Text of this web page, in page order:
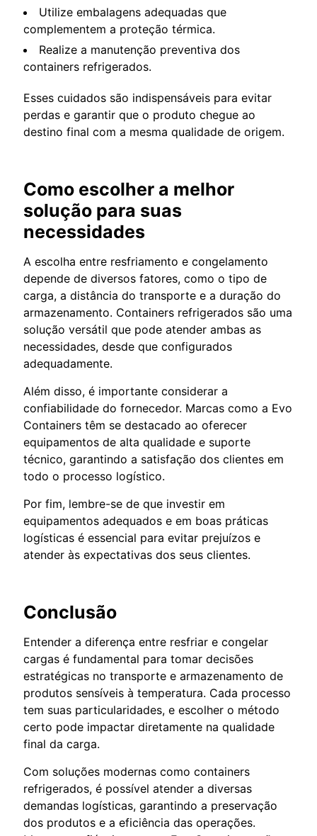
Utilize embalagens adequadas que
complementem a proteção térmica.
Realize a manutenção preventiva dos
containers refrigerados.
Esses cuidados são indispensáveis para evitar
perdas e garantir que o produto chegue ao
destino final com a mesma qualidade de origem.
Como escolher a melhor
solução para suas
necessidades
A escolha entre resfriamento e congelamento
depende de diversos fatores, como o tipo de
carga, a distância do transporte e a duração do
armazenamento. Containers refrigerados são uma
solução versátil que pode atender ambas as
necessidades, desde que configurados
adequadamente.
Além disso, é importante considerar a
confiabilidade do fornecedor. Marcas como a Evo
Containers têm se destacado ao oferecer
equipamentos de alta qualidade e suporte
técnico, garantindo a satisfação dos clientes em
todo o processo logístico.
Por fim, lembre-se de que investir em
equipamentos adequados e em boas práticas
logísticas é essencial para evitar prejuízos e
atender às expectativas dos seus clientes.
Conclusão
Entender a diferença entre resfriar e congelar
cargas é fundamental para tomar decisões
estratégicas no transporte e armazenamento de
produtos sensíveis à temperatura. Cada processo
tem suas particularidades, e escolher o método
certo pode impactar diretamente na qualidade
final da carga.
Com soluções modernas como containers
refrigerados, é possível atender a diversas
demandas logísticas, garantindo a preservação
dos produtos e a eficiência das operações.